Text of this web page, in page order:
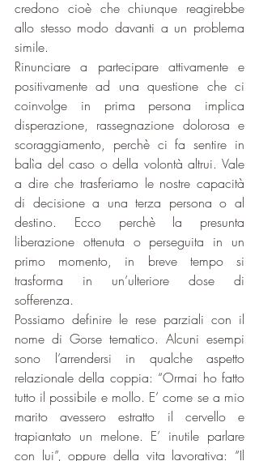
credono cioè che chiunque reagirebbe
allo stesso modo davanti a un problema
simile.
Rinunciare a partecipare attivamente e
positivamente ad una questione che ci
coinvolge in prima persona implica
disperazione, rassegnazione dolorosa e
scoraggiamento, perchè ci fa sentire in
balìa del caso o della volontà altrui. Vale
a dire che trasferiamo le nostre capacità
di decisione a una terza persona o al
destino. Ecco perchè la presunta
liberazione ottenuta o perseguita in un
primo momento, in breve tempo si
trasforma in un’ulteriore dose di
sofferenza.
Possiamo definire le rese parziali con il
nome di Gorse tematico. Alcuni esempi
sono l’arrendersi in qualche aspetto
relazionale della coppia: “Ormai ho fatto
tutto il possibile e mollo. E’ come se a mio
marito avessero estratto il cervello e
trapiantato un melone. E’ inutile parlare
con lui”, oppure della vita lavorativa: “Il